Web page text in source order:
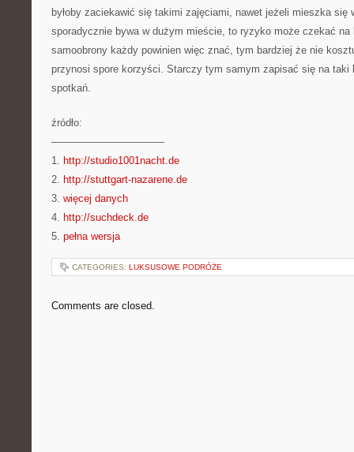
byłoby zaciekawić się takimi zajęciami, nawet jeżeli mieszka się
sporadycznie bywa w dużym mieście, to ryzyko może czekać na
samoobrony każdy powinien więc znać, tym bardziej że nie
przynosi spore korzyści. Starczy tym samym zapisać się na taki
spotkań.
źródło:
———————————
1. http://studio1001nacht.de
2. http://stuttgart-nazarene.de
3. więcej danych
4. http://suchdeck.de
5. pełna wersja
CATEGORIES: LUKSUSOWE PODRÓŻE
Comments are closed.